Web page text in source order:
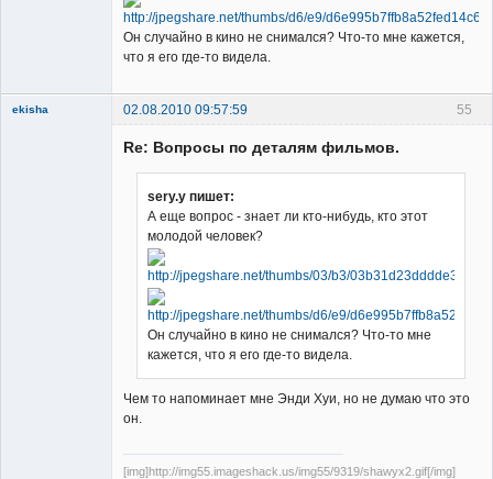
Он случайно в кино не снимался? Что-то мне кажется,
что я его где-то видела.
55
ekisha 02.08.2010 09:57:59
Re: Вопросы по деталям фильмов.
sery.y пишет:
А еще вопрос - знает ли кто-нибудь, кто этот
молодой человек?
Он случайно в кино не снимался? Что-то мне
кажется, что я его где-то видела.
Чем то напоминает мне Энди Хуи, но не думаю что это
он.
[img]http://img55.imageshack.us/img55/9319/shawyx2.gif[/img]